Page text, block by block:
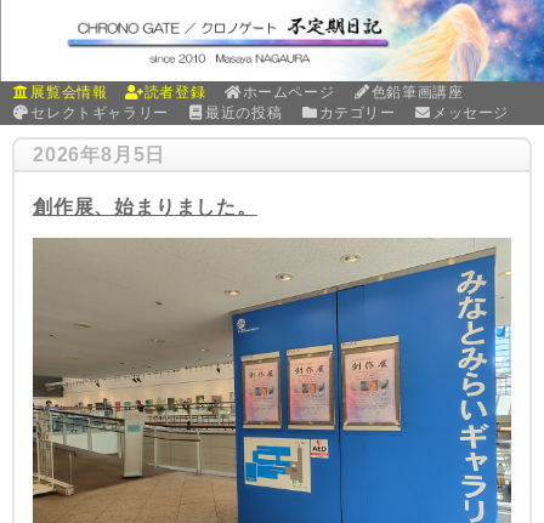
展覧会情報 読者登録 ホームページ
色鉛筆画講座
セレクトギャラリー
最近の投稿 カテゴリー メッセージ
2026年8月5日
創作展、始まりました。